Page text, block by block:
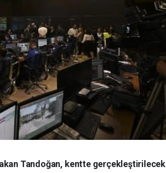
Tandoğan, kentte gerçekleştirilecek